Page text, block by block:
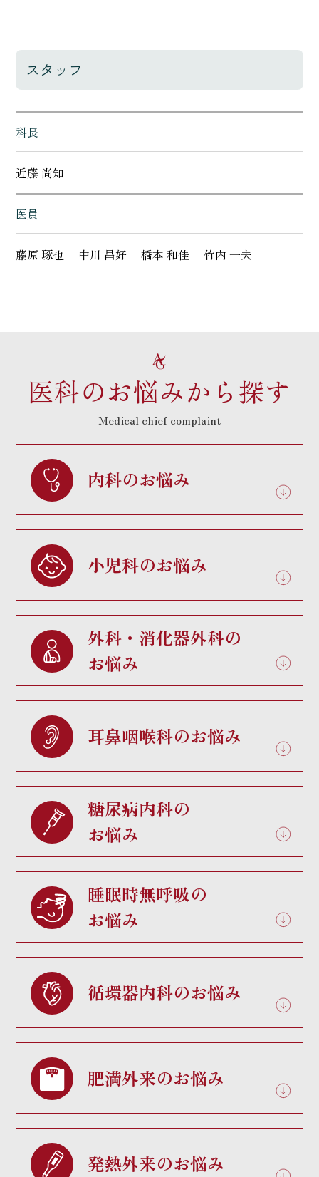
スタッフ
科長
近藤 尚知
医員
藤原 琢也 中川 昌好 橋本 和佳 竹内 一夫
医科のお悩みから探す
Medical chief complaint
内科のお悩み
小児科のお悩み
外科・消化器外科の
お悩み
耳鼻咽喉科のお悩み
糖尿病内科の
お悩み
睡眠時無呼吸の
お悩み
循環器内科のお悩み
肥満外来のお悩み
発熱外来のお悩み